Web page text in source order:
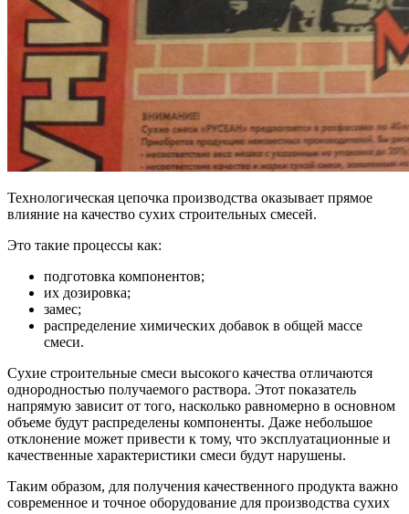
Технологическая цепочка производства оказывает прямое
влияние на качество сухих строительных смесей.
Это такие процессы как:
подготовка компонентов;
их дозировка;
замес;
распределение химических добавок в общей массе
смеси.
Сухие строительные смеси высокого качества отличаются
однородностью получаемого раствора. Этот показатель
напрямую зависит от того, насколько равномерно в основном
объеме будут распределены компоненты. Даже небольшое
отклонение может привести к тому, что эксплуатационные и
качественные характеристики смеси будут нарушены.
Таким образом, для получения качественного продукта важно
современное и точное оборудование для производства сухих